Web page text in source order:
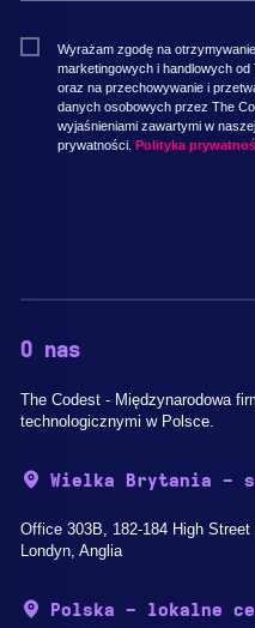
Wyrażam zgodę na
marketingowych i handlowych od
oraz na przechowywanie i
danych osobowych przez The
wyjaśnieniami zawartymi w
prywatności. Polityka
O nas
The Codest - Międzynarodowa
technologicznymi w Polsce.
Wielka Brytania -
Office 303B, 182-184 High
Londyn, Anglia
Polska - lokalne